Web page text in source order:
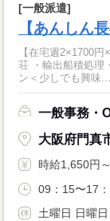
[一般派遣]
【あんしん
【在宅週2×1700
荘 ・輸出船積処理
ン＜少しでも興味...
一般事務・
大阪府門真
時給1,650円
09：15〜17
土曜日 日曜日